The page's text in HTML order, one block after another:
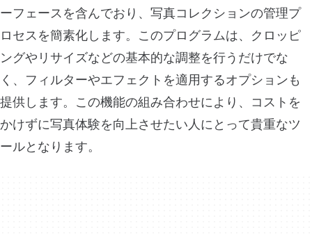
ーフェースを含んでおり、写真コレクションの管理プ
ロセスを簡素化します。このプログラムは、クロッピ
ングやリサイズなどの基本的な調整を行うだけでな
く、フィルターやエフェクトを適用するオプションも
提供します。この機能の組み合わせにより、コストを
かけずに写真体験を向上させたい人にとって貴重なツ
ールとなります。